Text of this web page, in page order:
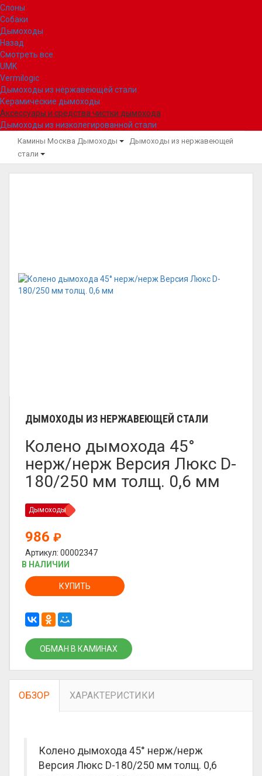
Слоны
Собаки
Дымоходы
Назад
Смотреть все
UMK
Vermilogic
Дымоходы из нержавеющей стали
Керамические дымоходы
Аксессуары и средства чистки дымохода
Дымоходы из низколегированной стали
Камины Москва Дымоходы
Дымоходы из нержавеющей
стали
ДЫМОХОДЫ ИЗ НЕРЖАВЕЮЩЕЙ СТАЛИ
Колено дымохода 45°
нерж/нерж Версия Люкс D-
180/250 мм толщ. 0,6 мм
Дымоходы
986 ₽
Артикул: 00002347
В НАЛИЧИИ
КУПИТЬ
ОБМАН В КАМИНАХ
ОБЗОР ХАРАКТЕРИСТИКИ
Колено дымохода 45° нерж/нерж
Версия Люкс D-180/250 мм толщ. 0,6